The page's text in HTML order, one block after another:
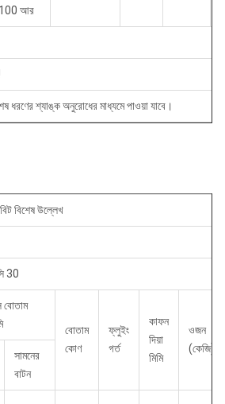
100 আর
ধরণের শ্যাঙ্ক অনুরোধের মাধ্যমে পাওয়া যাবে।
বিশেষ উল্লেখ
30
বোতাম
বোতাম
কোণ
ফ্লুইং
গর্ত
কাফন
দিয়া
মিমি
ওজন
(কেজি)
সামনের
বাটন